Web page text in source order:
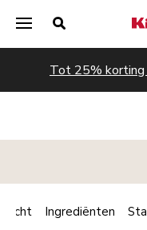
Tot 25% korting
BAKKERIJ DESSERTS
Ingrediënten